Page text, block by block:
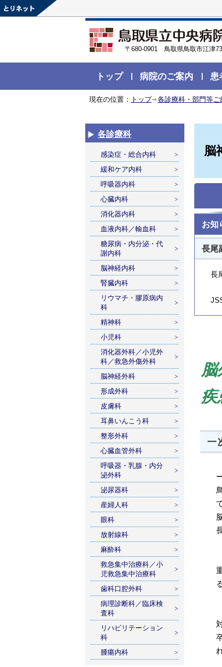
〒680-0901 鳥取県鳥取市江津
トップ 病院のご案内 患
現在の位置： トップ 各診療科・部門等ご
各診療科
感染症・総合内科
緩和ケア内科
呼吸器内科
心臓内科
消化器内科
血液内科／輸血科
糖尿病・内分泌・代
謝内科
脳神経内科
腎臓内科
リウマチ・膠原病内
科
精神科
小児科
消化器外科／小児外
科／救急外傷外科
脳神経外科
形成外科
皮膚科
耳鼻いんこう科
整形外科
心臓血管外科
呼吸器・乳腺・内分
泌外科
泌尿器科
産婦人科
眼科
放射線科
麻酔科
救急集中治療科／小
児救急集中治療科
歯科口腔外科
病理診断科／臨床検
査科
リハビリテーション
科
腫瘍内科
脳
お知
長尾
長
疾
一